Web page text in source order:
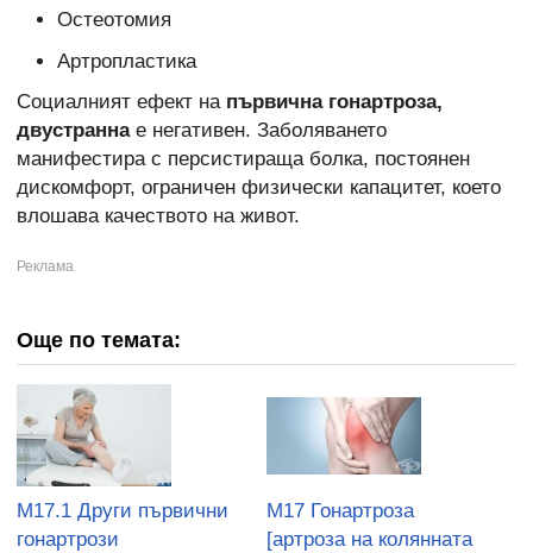
Остеотомия
Артропластика
Социалният ефект на първична гонартроза,
двустраннае негативен. Заболяването
манифестира с персистираща болка, постоянен
дискомфорт, ограничен физически капацитет, което
влошава качеството на живот.
Още по темата:
M17.1 Други първични
гонартрози
M17 Гонартроза
[артроза на колянната